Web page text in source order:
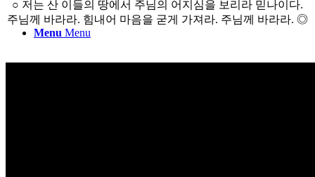
Menu Menu
○ 저는 산 이들의 땅에서 주님의 어지심을 보리라 믿나이다.
주님께 바라라. 힘내어 마음을 굳게 가져라. 주님께 바라라. ◎